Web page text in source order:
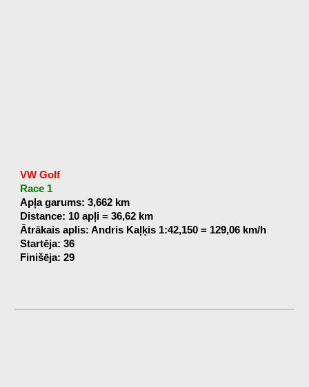
VW Golf
Race 1
Apļa garums: 3,662 km
Distance: 10 apļi = 36,62 km
Ātrākais aplis: Andris Kaļķis 1:42,150 = 129,06 km/h
Startēja: 36
Finišēja: 29